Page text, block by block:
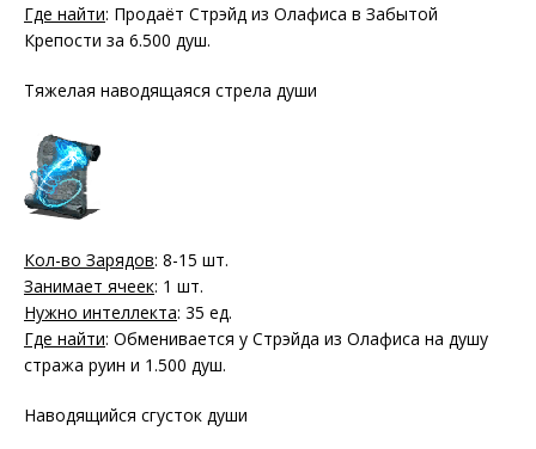
Где найти: Продаёт Стрэйд из Олафиса в Забытой
Крепости за 6.500 душ.
Тяжелая наводящаяся стрела души
Кол-во Зарядов: 8-15 шт.
Занимает ячеек: 1 шт.
Нужно интеллекта: 35 ед.
Где найти: Обменивается у Стрэйда из Олафиса на душу
стража руин и 1.500 душ.
Наводящийся сгусток души